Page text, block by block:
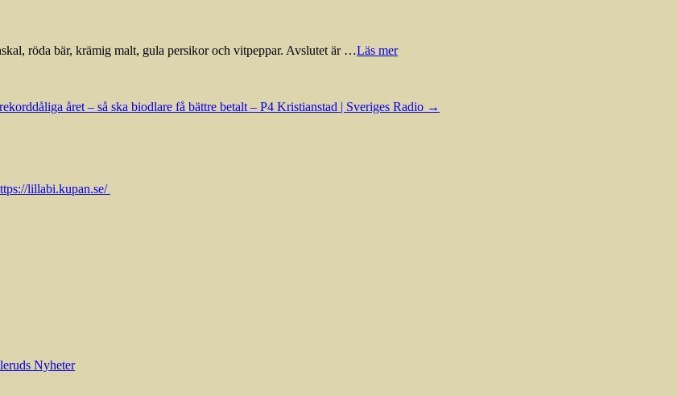
röda bär, krämig malt, gula persikor och vitpeppar. Avslutet är …Läs mer
året – så ska biodlare få bättre betalt – P4 Kristianstad | Sveriges Radio →
lillabi.kupan.se/
Nyheter